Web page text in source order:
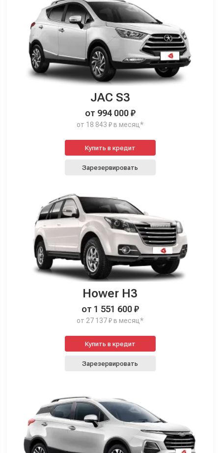
JAC S3
от 994 000 ₽
от 18 843 ₽ в месяц*
Купить в кредит
Зарезервировать
Hower H3
от 1 551 600 ₽
от 27 137 ₽ в месяц*
Купить в кредит
Зарезервировать